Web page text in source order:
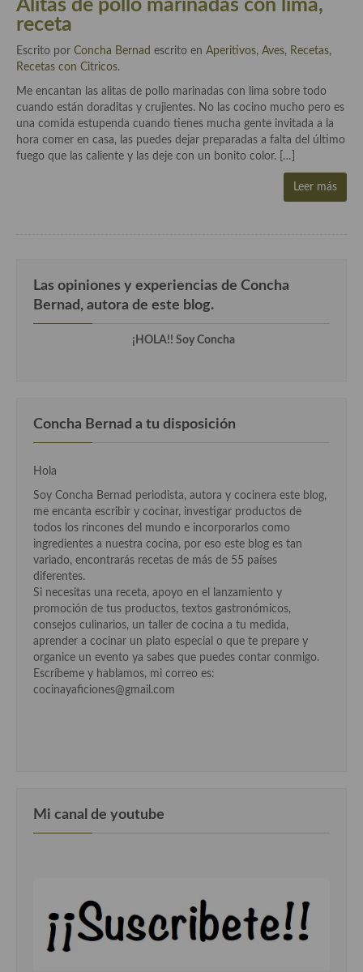
Cocina Tailandesa
Cocina Japonesa
Cocina Vietnamita
Cocina camboyana
Cocina Coreana
Cocina filipina
Cocina de Madagascar
Cocina del Congo
Cocina Yoshoku
Cocina callejera
Cocina fusión
Cocinas de España
Cocina Andaluza
Cocina Aragonesa
Cocina Castilla – La Mancha
Cocina Extremeña
Cocina Gallega
Alitas de pollo marinadas con lima,
receta
Escrito por Concha Bernad escrito en Aperitivos, Aves, Recetas,
Recetas con Citricos.
Me encantan las alitas de pollo marinadas con lima sobre todo
cuando están doraditas y crujientes. No las cocino mucho pero es
una comida estupenda cuando tienes mucha gente invitada a la
hora comer en casa, las puedes dejar preparadas a falta del último
fuego que las caliente y las deje con un bonito color. […]
Leer más
Las opiniones y experiencias de Concha
Bernad, autora de este blog.
¡HOLA!! Soy Concha
Concha Bernad a tu disposición
Hola
Soy Concha Bernad periodista, autora y cocinera este blog,
me encanta escribir y cocinar, investigar productos de
todos los rincones del mundo e incorporarlos como
ingredientes a nuestra cocina, por eso este blog es tan
variado, encontrarás recetas de más de 55 países
diferentes.
Si necesitas una receta, apoyo en el lanzamiento y
promoción de tus productos, textos gastronómicos,
consejos culinarios, un taller de cocina a tu medida,
aprender a cocinar un plato especial o que te prepare y
organice un evento ya sabes que puedes contar conmigo.
Escríbeme y hablamos, mi correo es:
cocinayaficiones@gmail.com
Mi canal de youtube